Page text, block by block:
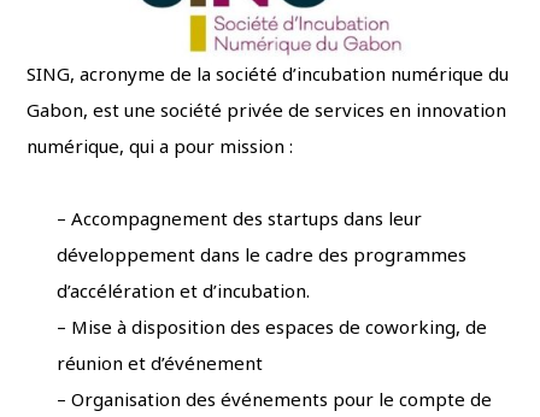
SING, acronyme de la société d’incubation numérique du
Gabon, est une société privée de services en innovation
numérique, qui a pour mission :
– Accompagnement des startups dans leur
développement dans le cadre des programmes
d’accélération et d’incubation.
– Mise à disposition des espaces de coworking, de
réunion et d’événement
– Organisation des événements pour le compte de